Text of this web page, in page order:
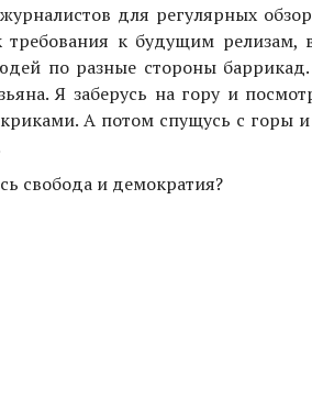
для регулярных
к будущим релизам,
по разные стороны
Я заберусь на гору и
А потом спущусь с горы
свобода и демократия?